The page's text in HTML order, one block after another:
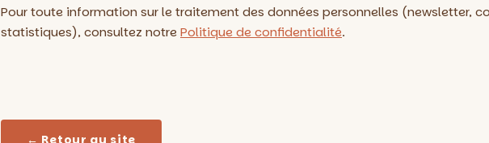
Pour toute information sur le traitement des données personnelles (newsletter,
statistiques), consultez notrePolitique de confidentialité.